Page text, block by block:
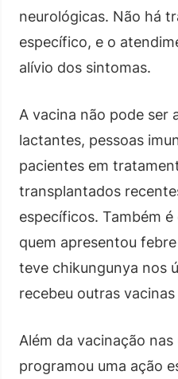
neurológicas. Não há
específico, e o
alívio dos sintomas.
A vacina não pode ser
lactantes, pessoas
pacientes em
transplantados
específicos. Também
quem apresentou
teve chikungunya nos
recebeu outras
Além da vacinação
programou uma ação